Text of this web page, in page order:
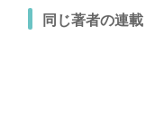
同じ著者の連載